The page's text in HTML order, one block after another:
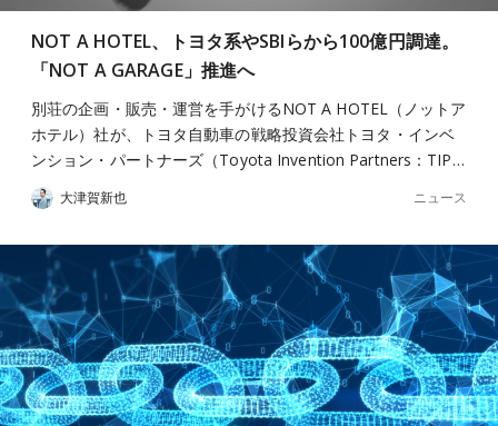
NOT A HOTEL、トヨタ系やSBIらから100億円調達。
「NOT A GARAGE」推進へ
別荘の企画・販売・運営を手がけるNOT A HOTEL（ノットア
ホテル）社が、トヨタ自動車の戦略投資会社トヨタ・インベ
ンション・パートナーズ（Toyota Invention Partners：TIP…
大津賀新也 ニュース